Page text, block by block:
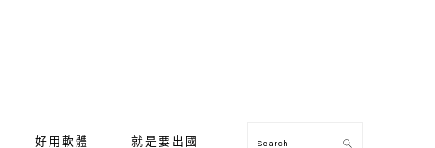
好用軟體 就是要出國 Search